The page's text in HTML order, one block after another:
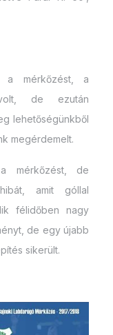
a mérkőzést, a
de ezután
lehetőségünkből
megérdemelt.
mérkőzést, de
amit góllal
félidőben nagy
de egy újabb
sikerült.